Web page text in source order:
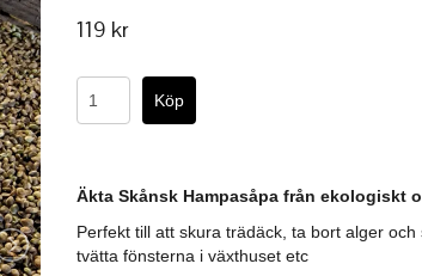
119 kr
Äkta Skånsk Hampasåpa från ekologiskt
Perfekt till att skura trädäck, ta bort alger och
tvätta fönsterna i växthuset etc